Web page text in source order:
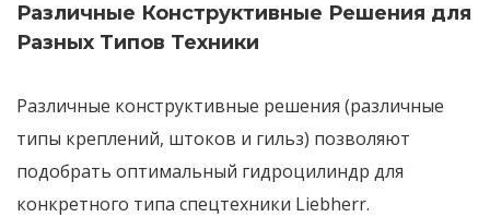
Различные Конструктивные Решения для
Разных Типов Техники
Различные конструктивные решения (различные
типы креплений, штоков и гильз) позволяют
подобрать оптимальный гидроцилиндр для
конкретного типа спецтехники Liebherr.